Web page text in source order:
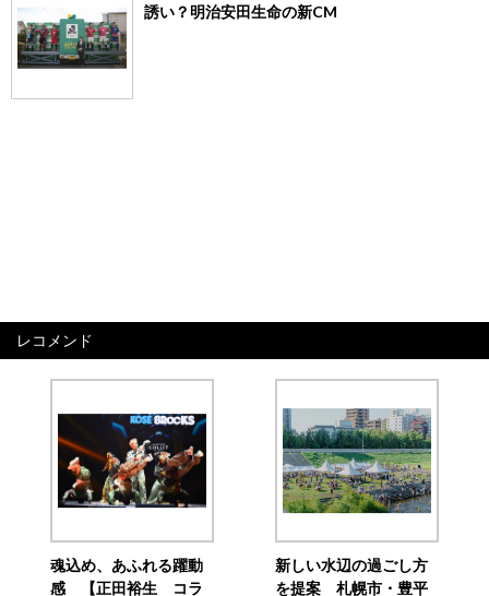
誘い？明治安田生命の新CM
レコメンド
魂込め、あふれる躍動
感 【正田裕生 コラ
新しい水辺の過ごし方
を提案 札幌市・豊平